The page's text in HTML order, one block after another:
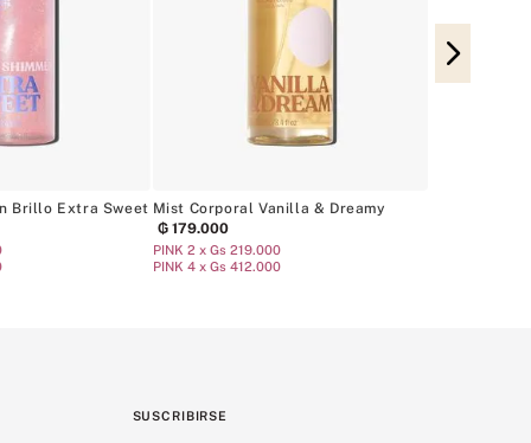
Brillo Extra Sweet Mist Corporal Vanilla & Dreamy
₲ 179.000
PINK 2 x Gs 219.000
PINK 4 x Gs 412.000
SUSCRIBIRSE